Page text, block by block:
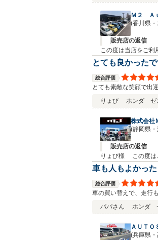
Ｍ２ Ａ
(香川県
販売店の返信
この度は当店をご利
ればよろしくお願い
とても良かった
総合評価
とても素敵な笑顔で出
際は注意した方がいい
りょび ホンダ ゼ
株式会社
(静岡県
販売店の返信
りょび様 この度は
がとうございます、
車も人もよかった
総合評価
車の買い替えで、走行
パパさん
ホンダ
ＡＵＴ
(兵庫県